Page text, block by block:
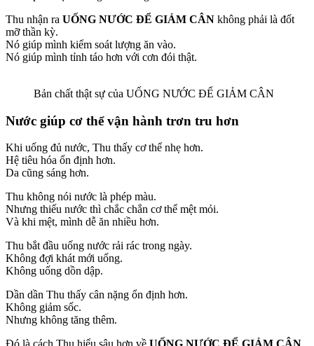
Thu nhận ra UỐNG NƯỚC ĐỂ GIẢM CÂN không phải là đốt
mỡ thần kỳ.
Nó giúp mình kiểm soát lượng ăn vào.
Nó giúp mình tỉnh táo hơn với cơn đói thật.
Bản chất thật sự của UỐNG NƯỚC ĐỂ GIẢM CÂN
Nước giúp cơ thể vận hành trơn tru hơn
Khi uống đủ nước, Thu thấy cơ thể nhẹ hơn.
Hệ tiêu hóa ổn định hơn.
Da cũng sáng hơn.
Thu không nói nước là phép màu.
Nhưng thiếu nước thì chắc chắn cơ thể mệt mỏi.
Và khi mệt, mình dễ ăn nhiều hơn.
Thu bắt đầu uống nước rải rác trong ngày.
Không đợi khát mới uống.
Không uống dồn dập.
Dần dần Thu thấy cân nặng ổn định hơn.
Không giảm sốc.
Nhưng không tăng thêm.